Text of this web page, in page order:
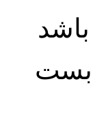
بست